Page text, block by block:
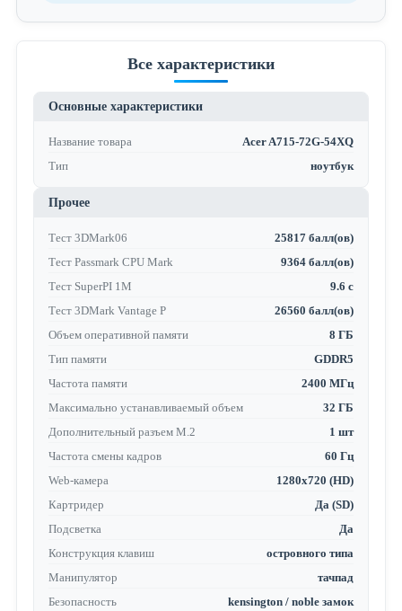
Все характеристики
Основные характеристики
Название товара
Acer A715-72G-54XQ
Тип
ноутбук
Прочее
Тест 3DMark06
25817 балл(ов)
Тест Passmark CPU Mark
9364 балл(ов)
Тест SuperPI 1M
9.6 с
Тест 3DMark Vantage P
26560 балл(ов)
Объем оперативной памяти
8 ГБ
Тип памяти
GDDR5
Частота памяти
2400 МГц
Максимально устанавливаемый объем
32 ГБ
Дополнительный разъем M.2
1 шт
Частота смены кадров
60 Гц
Web-камера
1280x720 (HD)
Картридер
Да (SD)
Подсветка
Да
Конструкция клавиш
островного типа
Манипулятор
тачпад
Безопасность
kensington / noble замок